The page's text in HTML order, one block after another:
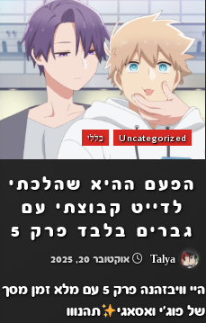
Uncategorized כללי
הפעם ההיא שהלכתי
לדייט קבוצתי עם
גברים בלבד פרק 5
Talya אוקטובר 20, 2025
היי וויבזהנה פרק 5 עם מלא זמן מסך
של פוג'י ואסאגי
תהנווו